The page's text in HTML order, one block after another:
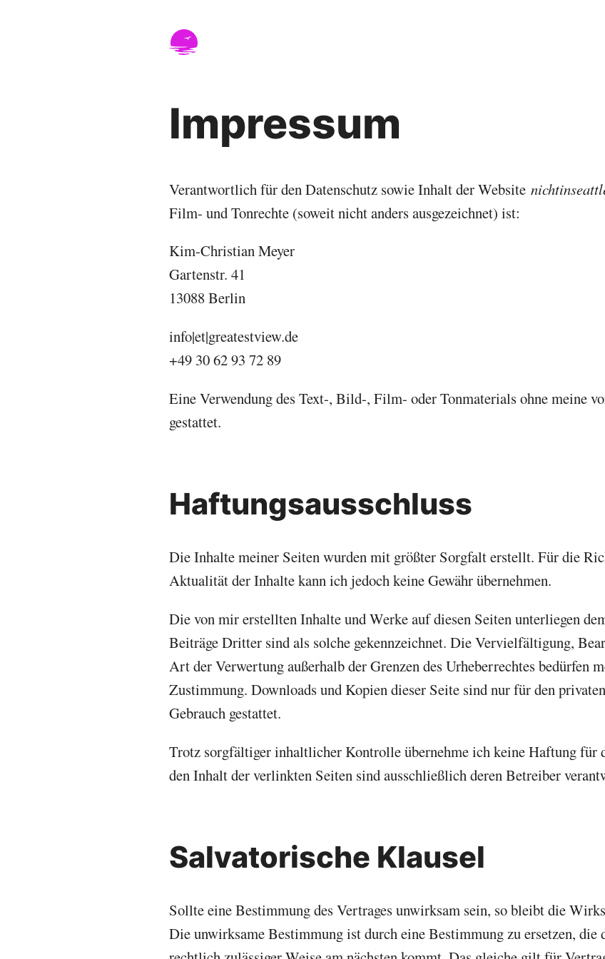
Nicht in Seattle
Impressum
Verantwortlich für den Datenschutz sowie Inhalt der Website
Film- und Tonrechte (soweit nicht anders ausgezeichnet) ist:
Kim-Christian Meyer
Gartenstr. 41
13088 Berlin
info|et|greatestview.de
+49 30 62 93 72 89
Eine Verwendung des Text-, Bild-, Film- oder Tonmaterials ohne meine
gestattet.
Haftungsausschluss
Die Inhalte meiner Seiten wurden mit größter Sorgfalt erstellt. Für die
Aktualität der Inhalte kann ich jedoch keine Gewähr übernehmen.
Die von mir erstellten Inhalte und Werke auf diesen Seiten unterliegen
Beiträge Dritter sind als solche gekennzeichnet. Die Vervielfältigung,
Art der Verwertung außerhalb der Grenzen des Urheberrechtes bedürfen
Zustimmung. Downloads und Kopien dieser Seite sind nur für den
Gebrauch gestattet.
Trotz sorgfältiger inhaltlicher Kontrolle übernehme ich keine Haftung für
den Inhalt der verlinkten Seiten sind ausschließlich deren Betreiber
Salvatorische Klausel
Sollte eine Bestimmung des Vertrages unwirksam sein, so bleibt die
Die unwirksame Bestimmung ist durch eine Bestimmung zu ersetzen, die